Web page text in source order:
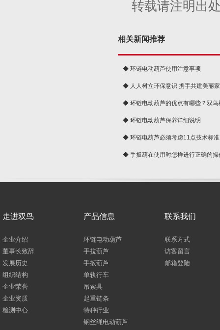
转载请注明出
相关新闻推荐
◆ 环链电动葫芦使用注意事项
◆ 人人树立环保意识 携手共建美丽
球◆ 环链电动葫芦的优点有哪些？双鸟
◆ 环链电动葫芦保养详细说明
◆ 环链电葫芦必须考虑11点技术标准
◆ 手扳葫在使用时怎样进行正确的操
走进双鸟
企业介绍
董事长致辞
发展历史
组织结构
企业荣誉
企业资质
检测中心
产品信息
环链电动葫芦
手拉葫芦
手扳葫芦
单轨行车
吊索具
起重链条
特种行业
钢丝绳电动葫芦
联系我们
联系方式
访客留言
邮箱登陆